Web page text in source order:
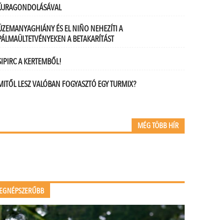
ÉS EL NIÑO NEHEZÍTI A
A BETAKARÍTÁST
A KERTEMBŐL!
LESZ VALÓBAN FOGYASZTÓ EGY TURMIX?
MÉG TÖBB HÍR